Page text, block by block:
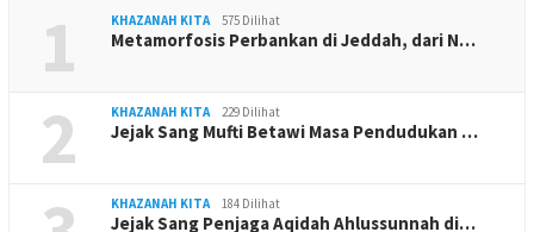
1 KHAZANAH KITA 575 Dilihat
Metamorfosis Perbankan di Jeddah, dari N…
2 KHAZANAH KITA 229 Dilihat
Jejak Sang Mufti Betawi Masa Pendudukan …
KHAZANAH KITA 184 Dilihat
Jejak Sang Penjaga Aqidah Ahlussunnah di…